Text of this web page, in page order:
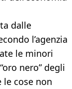
dalle
l’agenzia
le minori
nero” degli
cose non